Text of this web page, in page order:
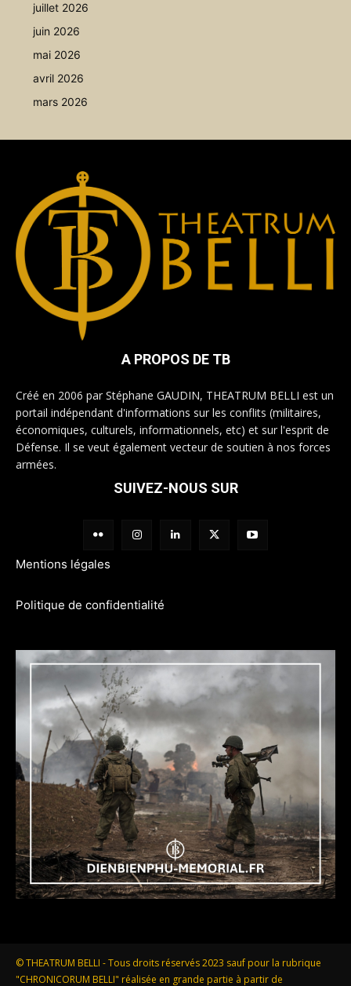
juillet 2026
juin 2026
mai 2026
avril 2026
mars 2026
A PROPOS DE TB
Créé en 2006 par Stéphane GAUDIN, THEATRUM BELLI est un
portail indépendant d'informations sur les conflits (militaires,
économiques, culturels, informationnels, etc) et sur l'esprit de
Défense. Il se veut également vecteur de soutien à nos forces
armées.
SUIVEZ-NOUS SUR
Mentions légales
Politique de confidentialité
© THEATRUM BELLI - Tous droits réservés 2023 sauf pour la rubrique
"CHRONICORUM BELLI" réalisée en grande partie à partir de